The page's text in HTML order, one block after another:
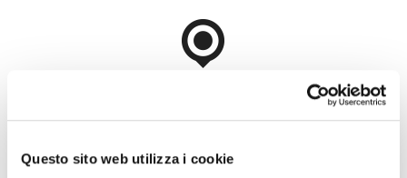
Questo sito web utilizza i cookie